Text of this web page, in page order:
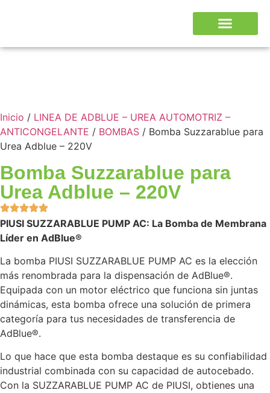
Inicio / LINEA DE ADBLUE – UREA AUTOMOTRIZ –
ANTICONGELANTE / BOMBAS / Bomba Suzzarablue para
Urea Adblue – 220V
Bomba Suzzarablue para
Urea Adblue – 220V
PIUSI SUZZARABLUE PUMP AC: La Bomba de Membrana
Líder en AdBlue®
La bomba PIUSI SUZZARABLUE PUMP AC es la elección
más renombrada para la dispensación de AdBlue®.
Equipada con un motor eléctrico que funciona sin juntas
dinámicas, esta bomba ofrece una solución de primera
categoría para tus necesidades de transferencia de
AdBlue®.
Lo que hace que esta bomba destaque es su confiabilidad
industrial combinada con su capacidad de autocebado.
Con la SUZZARABLUE PUMP AC de PIUSI, obtienes una